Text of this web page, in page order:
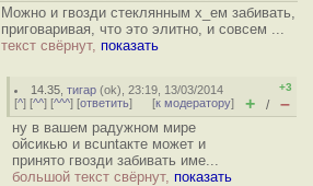
Можно и гвозди стеклянным х_ем забивать,
приговаривая, что это элитно, и совсем ...
текст свёрнут, показать
14.35 ,тигар (ok), 23:19, 13/03/2014
[^] [^^] [^^^] [ответить] [к модератору]
+3
+ / –
ну в вашем радужном мире
ойсикью и вcuntакте может и
принято гвозди забивать име...
большой текст свёрнут, показать